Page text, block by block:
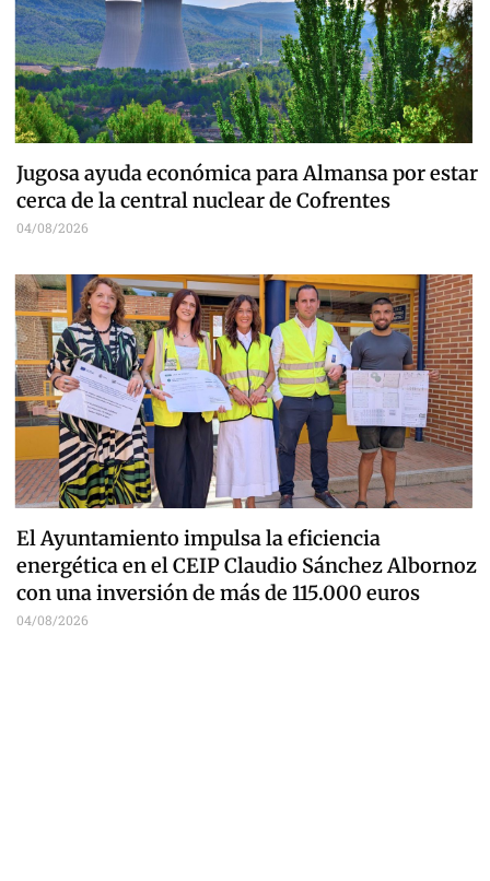
Jugosa ayuda económica para Almansa por estar
cerca de la central nuclear de Cofrentes
04/08/2026
El Ayuntamiento impulsa la eficiencia
energética en el CEIP Claudio Sánchez Albornoz
con una inversión de más de 115.000 euros
04/08/2026